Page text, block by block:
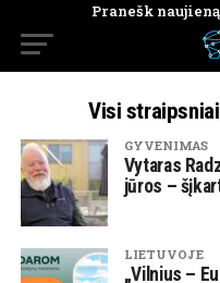
Pranešk naujieną
Visi
GYVENIMAS
Vytaras
jūros –
LIETUVOJE
„Vilnius –